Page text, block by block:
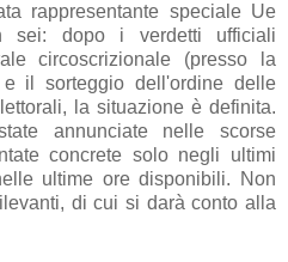
rappresentante speciale Ue
sei: dopo i verdetti ufficiali
circoscrizionale (presso la
il sorteggio dell'ordine delle
la situazione è definita.
annunciate nelle scorse
concrete solo negli ultimi
ultime ore disponibili. Non
di cui si darà conto alla